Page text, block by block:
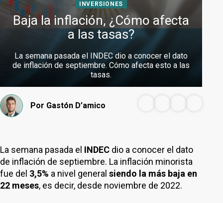
INVERSIONES
Baja la inflación, ¿Cómo afecta
a las tasas?
La semana pasada el INDEC dio a conocer el dato
de inflación de septiembre. Cómo afecta esto a las
tasas.
Por Gastón D’amico
La semana pasada el INDEC dio a conocer el dato
de inflación de septiembre. La inflación minorista
fue del 3,5% a nivel general siendo la más baja en
22 meses, es decir, desde noviembre de 2022.